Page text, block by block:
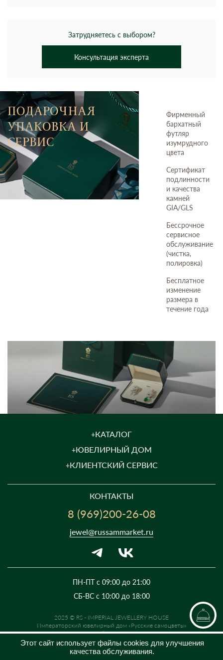
Затрудняетесь с выбором?
Консультация эксперта
ПОДАРОЧНАЯ
УПАКОВКА И
СЕРВИС
Фирменный
бархатный
футляр
изумрудного
цвета
Сертификат
подлинности
и качества
камней
GIA/GLS
Бессрочное
сервисное
обслуживание
(чистка,
полировка)
Бесплатное
изменение
размера в
течение года
КАТАЛОГ
ЮВЕЛИРНЫЙ ДОМ
КЛИЕНТСКИЙ СЕРВИС
КОНТАКТЫ
8 (969)200-26-08
ПН-ПТ с 09:00 до 21:00
СБ-ВС с 10:00 до 18:00
jewel@russammarket.ru
2025 © RS - IMPERIAL JEWELLERY HOUSE
Императорский ювелирный дом «Русские самоцветы»
Предложение не является публичной офертой. Цены на сайте и в
розничной сети могут отличаться. Информация на сайте о товаре носит
рекламный характер и расценивается как приглашение делать
оферты на основании п.1 ст. 437 Гражданского кодекса РФ.
Этот сайт использует файлы cookies для улучшения
качества обслуживания.